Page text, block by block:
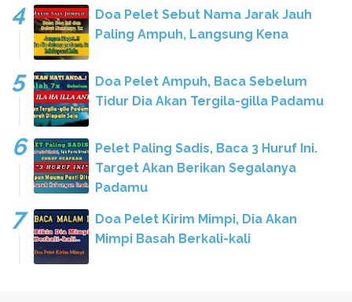
Doa Pelet Sebut Nama Jarak Jauh
Paling Ampuh, Langsung Kena
Doa Pelet Ampuh, Baca Sebelum
Tidur Dia Akan Tergila-gilla Padamu
Pelet Paling Sadis, Baca 3 Huruf Ini.
Target Akan Berikan Segalanya
Padamu
Doa Pelet Kirim Mimpi, Dia Akan
Mimpi Basah Berkali-kali